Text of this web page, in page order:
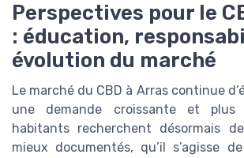
Perspectives pour le
: éducation,
évolution du marché
Le marché du CBD à Arras continue
une demande croissante et plus
habitants recherchent désormais
mieux documentés, qu’il s’agisse